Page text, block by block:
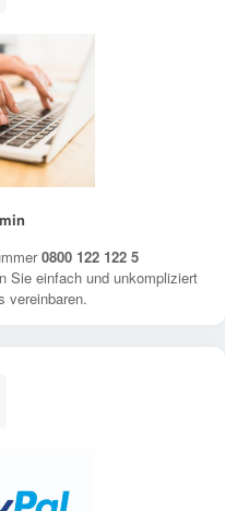
0800 122 122 5
Sie einfach und unkompliziert
vereinbaren.